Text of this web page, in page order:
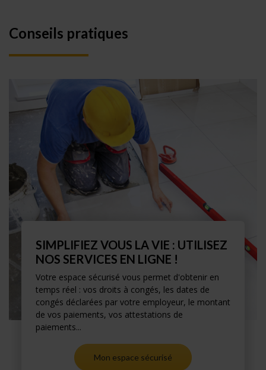
Conseils pratiques
SIMPLIFIEZ VOUS LA VIE : UTILISEZ
NOS SERVICES EN LIGNE !
Votre espace sécurisé vous permet d'obtenir en
temps réel : vos droits à congés, les dates de
congés déclarées par votre employeur, le montant
de vos paiements, vos attestations de
paiements...
Mon espace sécurisé